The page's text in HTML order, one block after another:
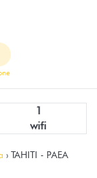
1
wifi
› TAHITI - PAEA